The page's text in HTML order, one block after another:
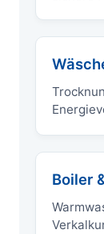
Boiler